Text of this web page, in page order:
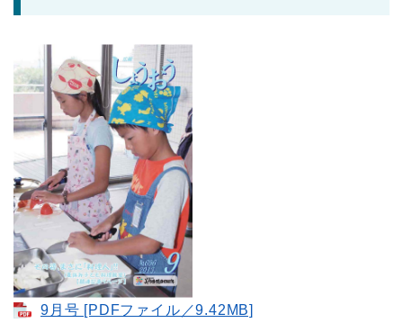
9月号 [PDFファイル／9.42MB]